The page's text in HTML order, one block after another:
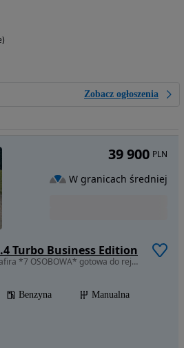
Zobacz ogłoszenia
Turbo Business Edition
1364 cm3 • 140 KM • Opel Zafira *7 OSOBOWA* gotowa do rejestracji
Benzyna
Manualna
39 900 PLN
W granicach średniej